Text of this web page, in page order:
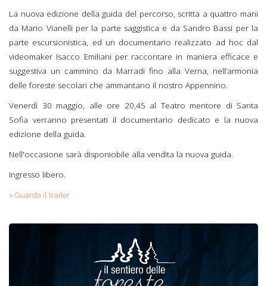
La nuova edizione della guida del percorso, scritta a quattro mani
da Mario Vianelli per la parte saggistica e da Sandro Bassi per la
parte escursionistica, ed un documentario realizzato ad hoc dal
videomaker Isacco Emiliani per raccontare in maniera efficace e
suggestiva un cammino da Marradi fino alla Verna, nell’armonia
delle foreste secolari che ammantano il nostro Appennino.
Venerdì 30 maggio, alle ore 20,45 al Teatro mentore di Santa
Sofia verranno presentati il documentario dedicato e la nuova
edizione della guida.
Nell'occasione sarà disponiobile alla vendita la nuova guida.
Ingresso libero.
> Guarda il trailer
Parco loc.A3
programma presentaz.
docu F.S.jpg